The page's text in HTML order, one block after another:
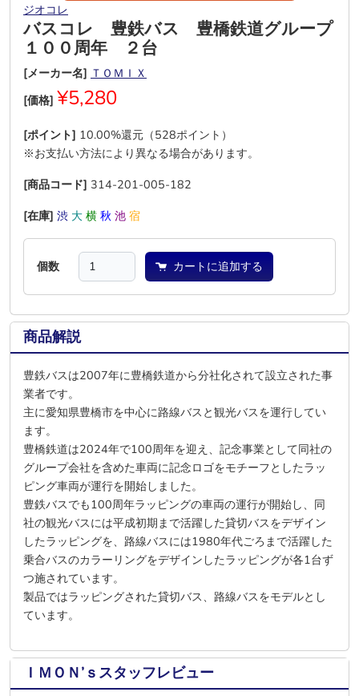
ジオコレ
バスコレ 豊鉄バス 豊橋鉄道グループ
１００周年 ２台
[メーカー名] ＴＯＭＩＸ
[価格] ¥5,280
[ポイント] 10.00%還元（528ポイント）
※お支払い方法により異なる場合があります。
[商品コード] 314-201-005-182
[在庫] 渋 大 横 秋 池 宿
個数 カートに追加する
商品解説
豊鉄バスは2007年に豊橋鉄道から分社化されて設立された事
業者です。
主に愛知県豊橋市を中心に路線バスと観光バスを運行してい
ます。
豊橋鉄道は2024年で100周年を迎え、記念事業として同社の
グループ会社を含めた車両に記念ロゴをモチーフとしたラッ
ピング車両が運行を開始しました。
豊鉄バスでも100周年ラッピングの車両の運行が開始し、同
社の観光バスには平成初期まで活躍した貸切バスをデザイン
したラッピングを、路線バスには1980年代ごろまで活躍した
乗合バスのカラーリングをデザインしたラッピングが各1台ず
つ施されています。
製品ではラッピングされた貸切バス、路線バスをモデルとし
ています。
ＩＭＯＮ’ｓスタッフレビュー